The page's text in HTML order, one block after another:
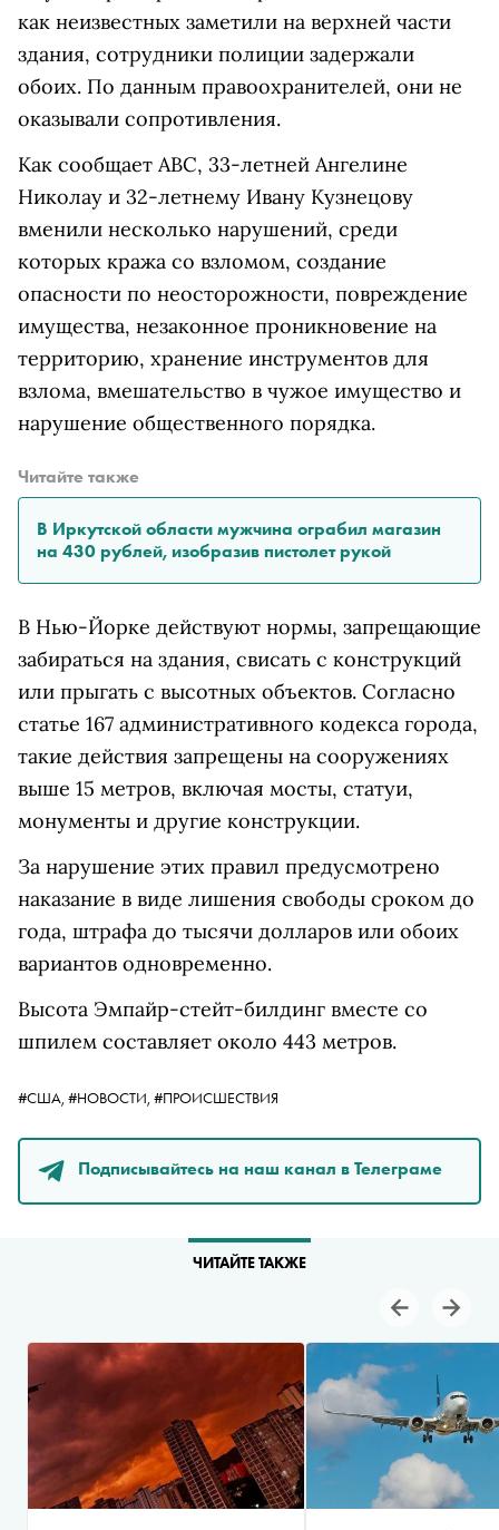
как неизвестных заметили на верхней части
здания, сотрудники полиции задержали
обоих. По данным правоохранителей, они не
оказывали сопротивления.
Как сообщает ABC, 33-летней Ангелине
Николау и 32-летнему Ивану Кузнецову
вменили несколько нарушений, среди
которых кража со взломом, создание
опасности по неосторожности, повреждение
имущества, незаконное проникновение на
территорию, хранение инструментов для
взлома, вмешательство в чужое имущество и
нарушение общественного порядка.
Читайте также
В Иркутской области мужчина ограбил магазин
на 430 рублей, изобразив пистолет рукой
В Нью-Йорке действуют нормы, запрещающие
забираться на здания, свисать с конструкций
или прыгать с высотных объектов. Согласно
статье 167 административного кодекса города,
такие действия запрещены на сооружениях
выше 15 метров, включая мосты, статуи,
монументы и другие конструкции.
За нарушение этих правил предусмотрено
наказание в виде лишения свободы сроком до
года, штрафа до тысячи долларов или обоих
вариантов одновременно.
Высота Эмпайр-стейт-билдинг вместе со
шпилем составляет около 443 метров.
#США, #НОВОСТИ, #ПРОИСШЕСТВИЯ
Подписывайтесь на наш канал в Телеграме
ЧИТАЙТЕ ТАКЖЕ